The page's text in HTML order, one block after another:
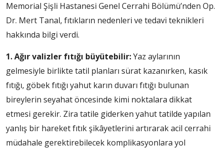
Memorial Şişli Hastanesi Genel Cerrahi Bölümü’nden Op.
Dr. Mert Tanal, fıtıkların nedenleri ve tedavi teknikleri
hakkında bilgi verdi.
1. Ağır valizler fıtığı büyütebilir:Yaz aylarının
gelmesiyle birlikte tatil planları sürat kazanırken, kasık
fıtığı, göbek fıtığı yahut karın duvarı fıtığı bulunan
bireylerin seyahat öncesinde kimi noktalara dikkat
etmesi gerekir. Zira tatile giderken yahut tatilde yapılan
yanlış bir hareket fıtık şikâyetlerini artırarak acil cerrahi
müdahale gerektirebilecek komplikasyonlara yol